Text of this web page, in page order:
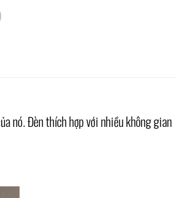
nó. Đèn thích hợp với nhiều không gian